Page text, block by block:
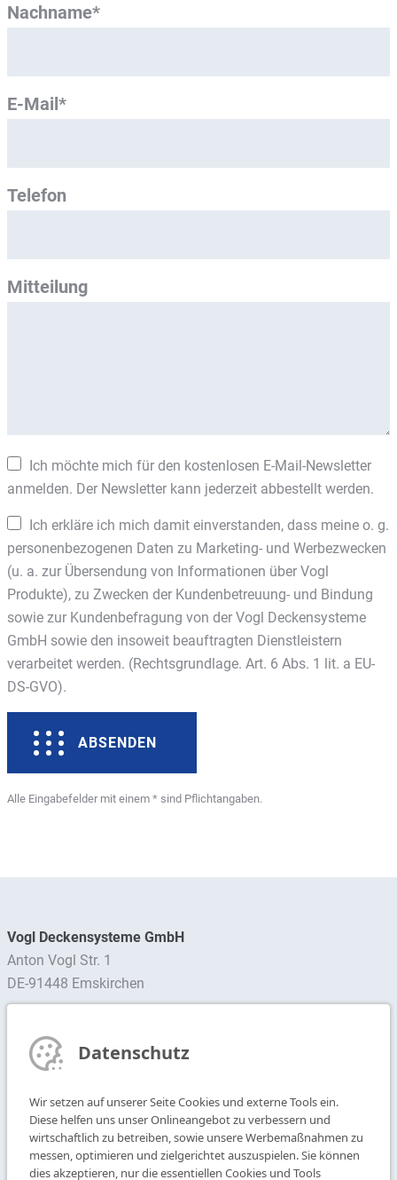
Nachname*
E-Mail*
Telefon
Mitteilung
Ich möchte mich für den kostenlosen E-Mail-Newsletter
anmelden. Der Newsletter kann jederzeit abbestellt werden.
Ich erkläre ich mich damit einverstanden, dass meine o. g.
personenbezogenen Daten zu Marketing- und Werbezwecken
(u. a. zur Übersendung von Informationen über Vogl
Produkte), zu Zwecken der Kundenbetreuung- und Bindung
sowie zur Kundenbefragung von der Vogl Deckensysteme
GmbH sowie den insoweit beauftragten Dienstleistern
verarbeitet werden. (Rechtsgrundlage. Art. 6 Abs. 1 lit. a EU-
DS-GVO).
ABSENDEN
Alle Eingabefelder mit einem * sind Pflichtangaben.
Vogl Deckensysteme GmbH
Anton Vogl Str. 1
DE-91448 Emskirchen
Newsletter abonnieren
+49 9104 825-0
+49 9104 825-250
info@vogl-deckensysteme.de
Datenschutz
Wir setzen auf unserer Seite Cookies und externe Tools ein.
Diese helfen uns unser Onlineangebot zu verbessern und
wirtschaftlich zu betreiben, sowie unsere Werbemaßnahmen zu
messen, optimieren und zielgerichtet auszuspielen. Sie können
dies akzeptieren, nur die essentiellen Cookies und Tools